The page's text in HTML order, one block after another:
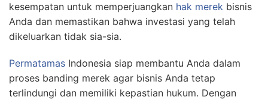
kesempatan untuk memperjuangkan hak merek bisnis
Anda dan memastikan bahwa investasi yang telah
dikeluarkan tidak sia-sia.
Permatamas Indonesia siap membantu Anda dalam
proses banding merek agar bisnis Anda tetap
terlindungi dan memiliki kepastian hukum. Dengan